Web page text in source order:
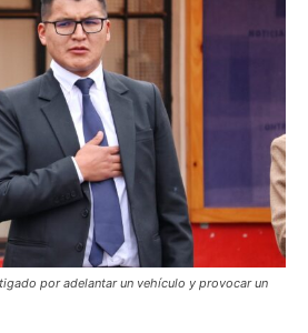
por adelantar un vehículo y provocar un